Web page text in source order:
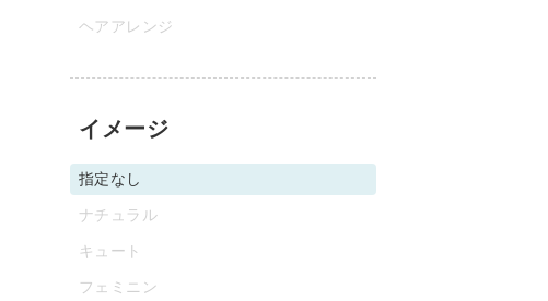
ヘアアレンジ
イメージ
指定なし
ナチュラル
キュート
フェミニン